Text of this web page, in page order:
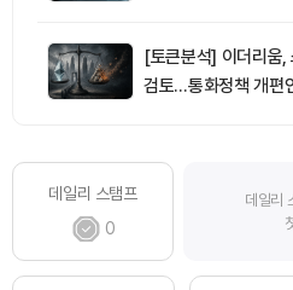
[토큰분석] 이더리움,
검토…통화정책 개편
데일리 스탬프
0
데일리